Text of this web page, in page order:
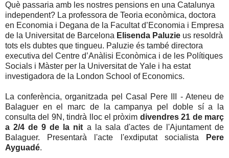
Què passaria amb les nostres pensions en una Catalunya
independent? La professora de Teoria econòmica, doctora
en Economia i Degana de la Facultat d’Economia i Empresa
de la Universitat de Barcelona Elisenda Paluzie us resoldrà
tots els dubtes que tingueu. Paluzie és també directora
executiva del Centre d’Anàlisi Econòmica i de les Polítiques
Socials i Màster per la Universitat de Yale i ha estat
investigadora de la London School of Economics.
La conferència, organitzada pel Casal Pere III - Ateneu de
Balaguer en el marc de la campanya pel doble sí a la
consulta del 9N, tindrà lloc el pròxim divendres 21 de març
a 2/4 de 9 de la nit a la sala d'actes de l'Ajuntament de
Balaguer. Presentarà l'acte l'exdiputat socialista
Pere
Ayguadé.